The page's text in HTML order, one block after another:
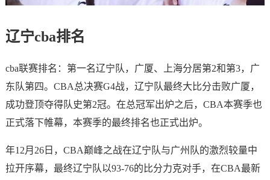
辽宁cba排名
cba联赛排名：第一名辽宁队，广厦、上海分居第2和第3，广
东队第四。CBA总决赛G4战，辽宁队最终大比分击败广厦，
成功登顶夺得队史第2冠。在总冠军出炉之后，CBA本赛季也
正式落下帷幕，本赛季的最终排名也正式出炉。
年12月26日，CBA巅峰之战在辽宁队与广州队的激烈较量中
拉开序幕，最终辽宁队以93-76的比分力克对手，在CBA最新